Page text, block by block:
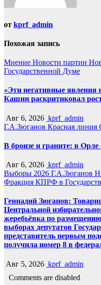
от kprf_admin
Похожая запись
Мнение Новости партии
Государственной Думе
«Эти негативные
Кашин раскритиковал
Авг 6, 2026 kprf_admin
Г.А.Зюганов Красная линия
В бронзе и граните: в
Авг 6, 2026 kprf_admin
Выборы 2026 Г.А.Зюганов
Фракция КПРФ в
Геннадий Зюганов:
Центральной
жеребьёвка по
выборах депутатов
представитель первым
получила номер 8 в
Авг 5, 2026 kprf_admin
Comments are disabled